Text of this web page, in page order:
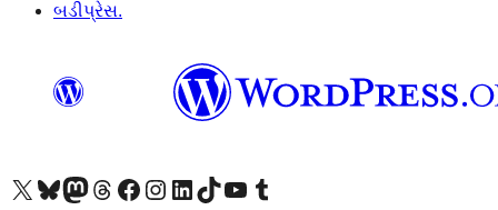
બડીપ્રેસ.
અમારા X (અગાઉ ટ્વિટર) એકાઉન્ટની મુલાકાત લોઅમારા Bluesky એકાઉન્ટની મુલાકાત લોઅમારા માસ્ટોડોન એકાઉન્ટની મુલાકાત લોઅમારા Threads એકાઉન્ટની મુલાકાત લો અમારા ફેસબુક પેજની મુલાકાત લોઅમારા ઇન્સ્ટાગ્રામ એકાઉન્ટની મુલાકાત લો અમારા LinkedIn એકાઉન્ટની મુલાકાત લોઅમારા TikTok એકાઉન્ટની મુલાકાત લોઅમારી YouTube ચેનલની મુલાકાત લો અમારા Tumblr એકાઉન્ટની મુલાકાત લો